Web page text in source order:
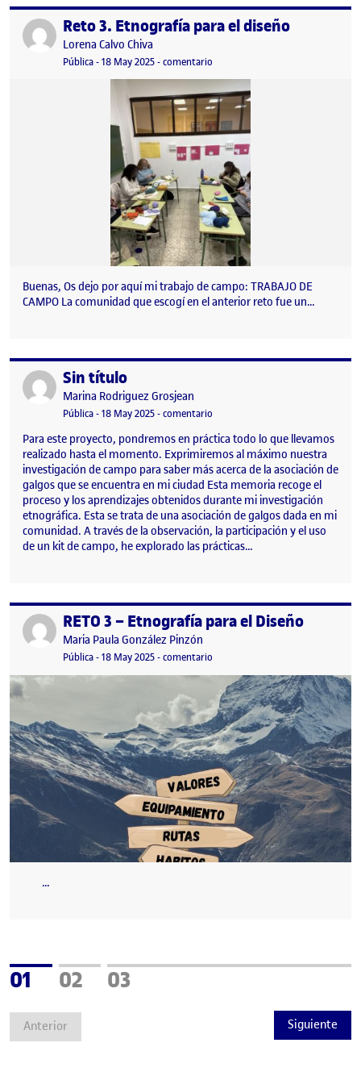
Publicado porReto 3. Etnografía para el diseño
Publicado por
Lorena Calvo Chiva
Visibilidad:
Pública-Fecha de publicación
18 May 2025-comentario
Buenas, Os dejo por aquí mi trabajo de campo: TRABAJO DE
CAMPO La comunidad que escogí en el anterior reto fue un…
Publicado porSin título
Publicado por
Marina Rodriguez Grosjean
Visibilidad:
Pública-Fecha de publicación
18 May 2025-comentario
Para este proyecto, pondremos en práctica todo lo que llevamos
realizado hasta el momento. Exprimiremos al máximo nuestra
investigación de campo para saber más acerca de la asociación de
galgos que se encuentra en mi ciudad Esta memoria recoge el
proceso y los aprendizajes obtenidos durante mi investigación
etnográfica. Esta se trata de una asociación de galgos dada en mi
comunidad. A través de la observación, la participación y el uso
de un kit de campo, he explorado las prácticas…
Publicado porRETO 3 – Etnografía para el Diseño
Publicado por
Maria Paula González Pinzón
Visibilidad:
Pública-Fecha de publicación
18 May 202518 mayo, 2025 11:25 pm
-comentario
…
Anterior
Página
01 Página
02 Página
03
Siguiente